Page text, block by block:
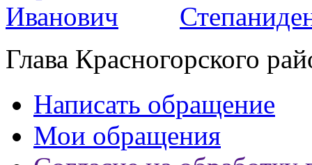
Глава Красногорского
Написать обращение
Мои обращения